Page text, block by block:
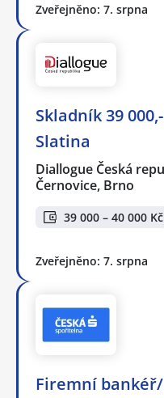
Zveřejněno: 7. srpna
Skladník 39
Slatina
Diallogue Česká
Černovice, Brno
39 000 – 40 000 Kč
Zveřejněno: 7. srpna
Firemní